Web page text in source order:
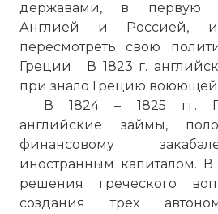
державами, в первую
Англией и Россией,
пересмотреть свою
Греции . В 1823 г.
при знало Грецию воюющей
В 1824 – 1825 гг.
английские займы,
финансовому
иностранным капиталом. В
решения греческого
создания трех